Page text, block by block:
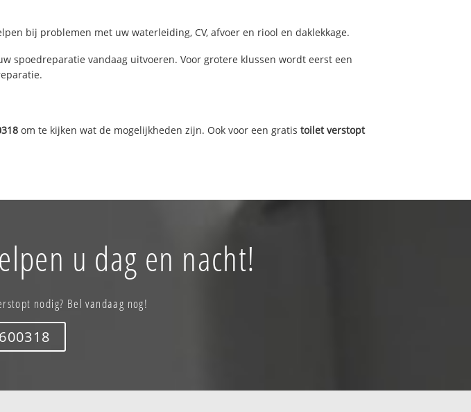
bij problemen met uw waterleiding, CV, afvoer en riool en daklekkage.
spoedreparatie vandaag uitvoeren. Voor grotere klussen wordt eerst een
om te kijken wat de mogelijkheden zijn. Ook voor een gratistoilet verstopt
u dag en nacht!
nodig? Bel vandaag nog!